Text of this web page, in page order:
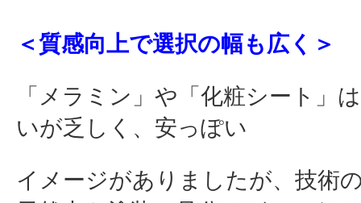
＜質感向上で選択の幅も広く＞
「メラミン」や「化粧シート」
いが乏しく、安っぽい
イメージがありましたが、技術